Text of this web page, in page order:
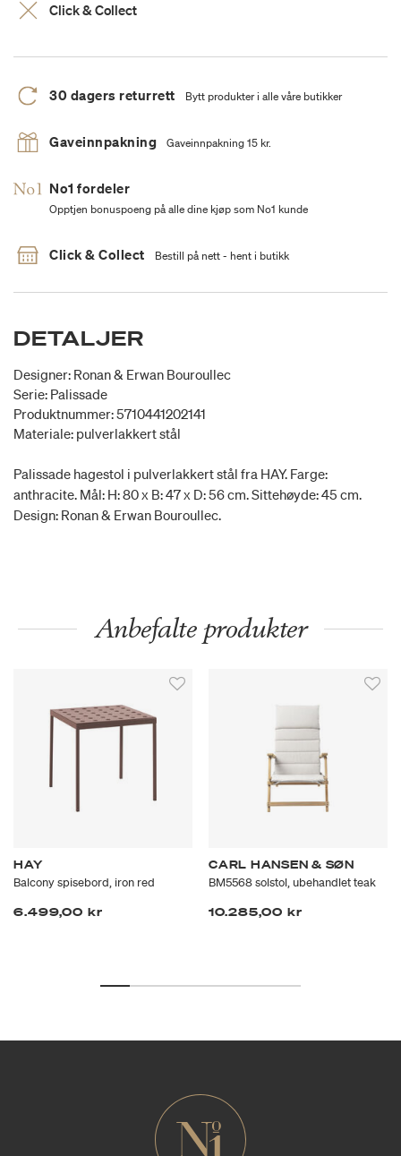
Click & Collect
30 dagers returrett Bytt produkter i alle våre butikker
Gaveinnpakning Gaveinnpakning 15 kr.
No1 fordeler
Opptjen bonuspoeng på alle dine kjøp som No1 kunde
Click & Collect Bestill på nett - hent i butikk
DETALJER
Designer: Ronan & Erwan Bouroullec
Serie: Palissade
Produktnummer: 5710441202141
Materiale: pulverlakkert stål
Palissade hagestol i pulverlakkert stål fra HAY. Farge:
anthracite. Mål: H: 80 x B: 47 x D: 56 cm. Sittehøyde: 45 cm.
Design: Ronan & Erwan Bouroullec.
Anbefalte produkter
HAY
Balcony spisebord, iron red
6.499,00 kr
CARL HANSEN & SØN
BM5568 solstol, ubehandlet teak
10.285,00 kr